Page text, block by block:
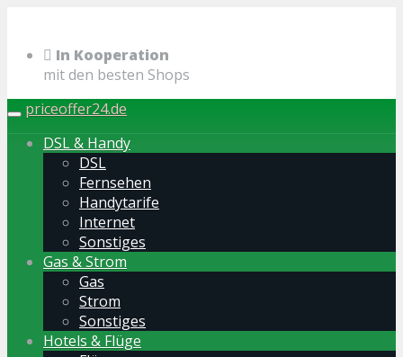
main
content
In Kooperation
mit den besten Shops
Toggle
navigation
priceoffer24.de
DSL & Handy
DSL
Fernsehen
Handytarife
Internet
Sonstiges
Gas & Strom
Gas
Strom
Sonstiges
Hotels & Flüge